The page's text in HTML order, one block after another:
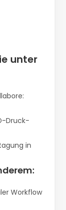
unter
Druck-
in
Workflow